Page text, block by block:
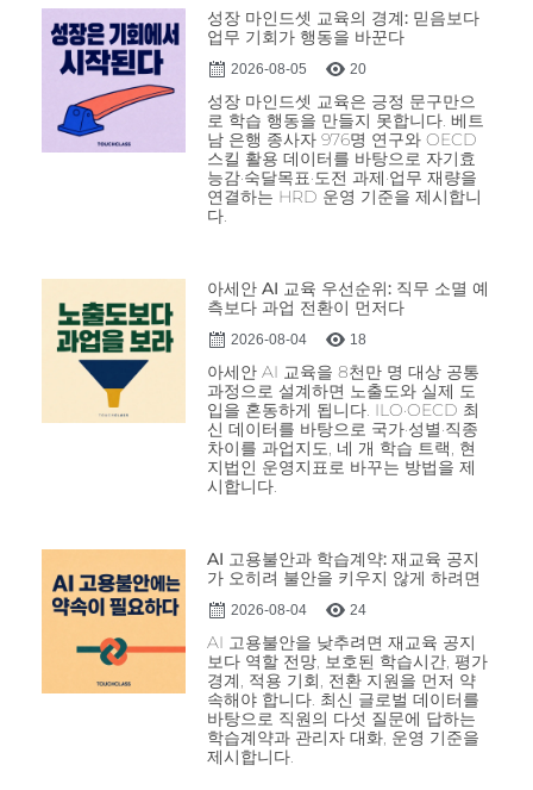
성장 마인드셋 교육의 경계: 믿음보다
업무 기회가 행동을 바꾼다
2026-08-05 20
성장 마인드셋 교육은 긍정 문구만으
로 학습 행동을 만들지 못합니다. 베트
남 은행 종사자 976명 연구와 OECD
스킬 활용 데이터를 바탕으로 자기효
능감·숙달목표·도전 과제·업무 재량을
연결하는 HRD 운영 기준을 제시합니
다.
아세안 AI 교육 우선순위: 직무 소멸 예
측보다 과업 전환이 먼저다
2026-08-04 18
아세안 AI 교육을 8천만 명 대상 공통
과정으로 설계하면 노출도와 실제 도
입을 혼동하게 됩니다. ILO·OECD 최
신 데이터를 바탕으로 국가·성별·직종
차이를 과업지도, 네 개 학습 트랙, 현
지법인 운영지표로 바꾸는 방법을 제
시합니다.
AI 고용불안과 학습계약: 재교육 공지
가 오히려 불안을 키우지 않게 하려면
2026-08-04 24
AI 고용불안을 낮추려면 재교육 공지
보다 역할 전망, 보호된 학습시간, 평가
경계, 적용 기회, 전환 지원을 먼저 약
속해야 합니다. 최신 글로벌 데이터를
바탕으로 직원의 다섯 질문에 답하는
학습계약과 관리자 대화, 운영 기준을
제시합니다.